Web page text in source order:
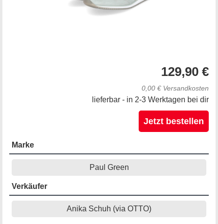
129,90 €
0,00 € Versandkosten
lieferbar - in 2-3 Werktagen bei dir
Jetzt bestellen
Marke
Paul Green
Verkäufer
Anika Schuh (via OTTO)